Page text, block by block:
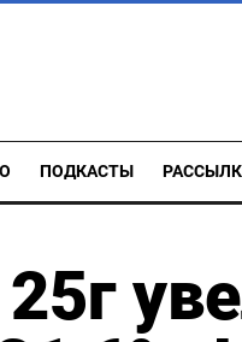
ПОДКАСТЫ